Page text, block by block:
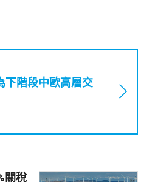
階段中歐高層交
關稅